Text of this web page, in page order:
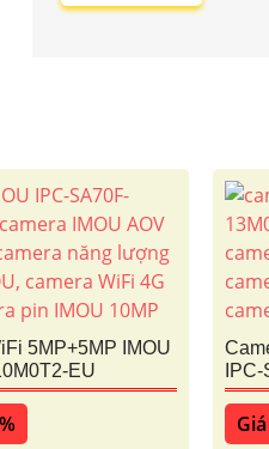
5MP+5MP IMOU
EU